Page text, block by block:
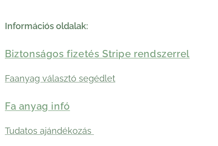
Információs oldalak:
Biztonságos fizetés Stripe rendszerrel
Faanyag választó segédlet
Fa anyag infó
Tudatos ajándékozás